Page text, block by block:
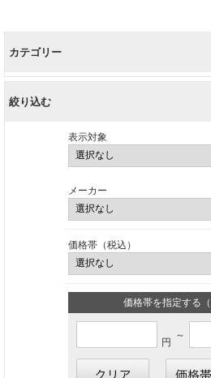
カテゴリー
絞り込む
表示対象
メーカー
価格帯（税込）
価格帯を指定する（
円
～